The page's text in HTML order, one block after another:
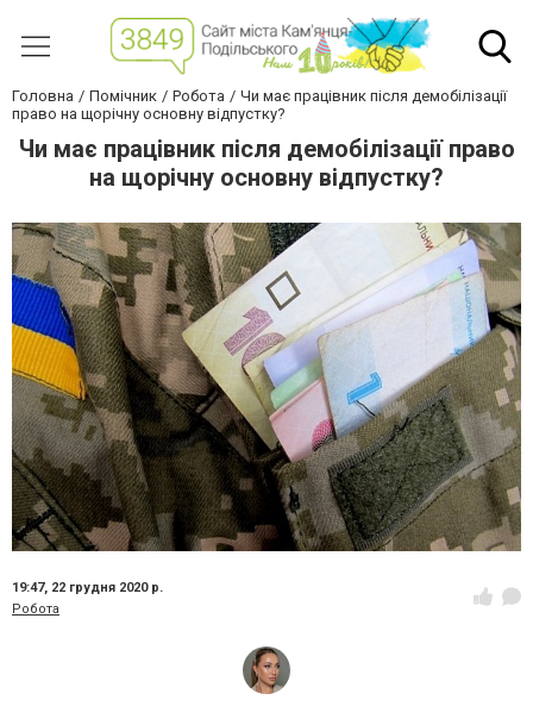
Головна Помічник Робота
Чи має працівник після демобілізації
право на щорічну основну відпустку?
Чи має працівник після демобілізації право
на щорічну основну відпустку?
19:47, 22 грудня 2020 р.
Робота